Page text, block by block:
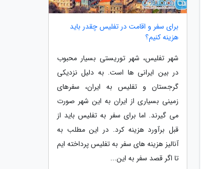
برای سفر و اقامت در تفلیس چقدر باید
هزینه کنیم؟
شهر تفلیس، شهر توریستی بسیار محبوب
در بین ایرانی ها است. به دلیل نزدیکی
گرجستان و تفلیس به ایران، سفرهای
زمینی بسیاری از ایران به این شهر صورت
می گیرند. اما برای سفر به تفلیس باید از
قبل برآورد هزینه کرد. در این مطلب به
آنالیز هزینه های سفر به تفلیس پرداخته ایم
تا اگر قصد سفر به این...